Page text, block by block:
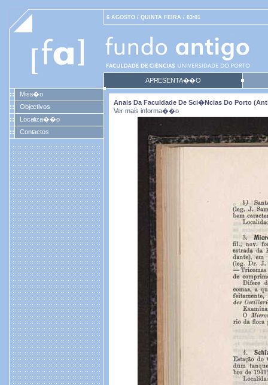
6 AGOSTO / QUINTA FEIRA / 03:01
APRESENTA��O
Miss�o
Objectivos
Localiza��o
Contactos
Anais Da Faculdade De Sci�ncias Do Porto
Ver mais informa��o